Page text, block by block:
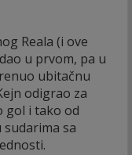
Reala (i ove
u prvom, pa u
ubitačnu
odigrao za
gol i tako od
sa